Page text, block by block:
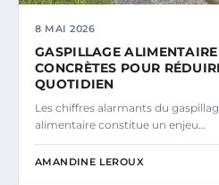
8 MAI 2026
GASPILLAGE
CONCRÈTES POUR
QUOTIDIEN
Les chiffres alarmants du
alimentaire constitue un enjeu…
AMANDINE LEROUX